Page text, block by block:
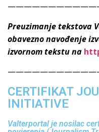
Preuzimanje tekstova
obavezno navođenje
izvornom tekstu na
CERTIFIKAT
INITIATIVE
Valterportal je nosilac